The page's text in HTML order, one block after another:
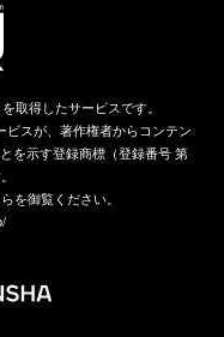
取得したサービスです。
スが、著作権者からコンテン
を示す登録商標（登録番号 第
を御覧ください。